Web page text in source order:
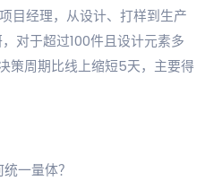
目经理，从设计、打样到生产
对于超过100件且设计元素多
策周期比线上缩短5天，主要得
一量体？